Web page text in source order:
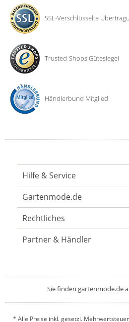
SSL-Verschlüsselte
Trusted-Shops Gütesiegel
Händlerbund Mitglied
Hilfe & Service
Gartenmode.de
Rechtliches
Partner & Händler
Sie finden gartenmode.de
* Alle Preise inkl. gesetzl.